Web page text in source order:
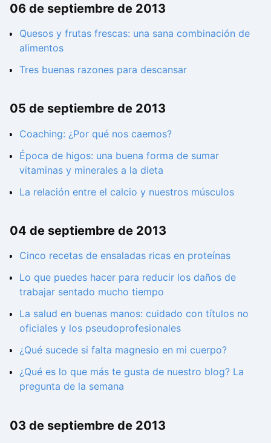
06 de septiembre de 2013
Quesos y frutas frescas: una sana combinación de
alimentos
Tres buenas razones para descansar
05 de septiembre de 2013
Coaching: ¿Por qué nos caemos?
Época de higos: una buena forma de sumar
vitaminas y minerales a la dieta
La relación entre el calcio y nuestros músculos
04 de septiembre de 2013
Cinco recetas de ensaladas ricas en proteínas
Lo que puedes hacer para reducir los daños de
trabajar sentado mucho tiempo
La salud en buenas manos: cuidado con títulos no
oficiales y los pseudoprofesionales
¿Qué sucede si falta magnesio en mi cuerpo?
¿Qué es lo que más te gusta de nuestro blog? La
pregunta de la semana
03 de septiembre de 2013